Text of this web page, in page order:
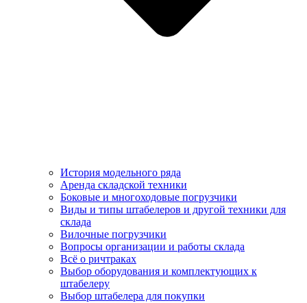
История модельного ряда
Аренда складской техники
Боковые и многоходовые погрузчики
Виды и типы штабелеров и другой техники для
склада
Вилочные погрузчики
Вопросы организации и работы склада
Всё о ричтраках
Выбор оборудования и комплектующих к
штабелеру
Выбор штабелера для покупки